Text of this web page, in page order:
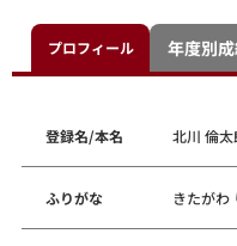
プロフィール 年度別
登録名/本名 北川 倫太
ふりがな きたがわ